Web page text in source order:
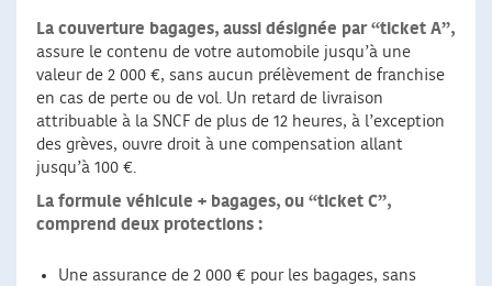
La couverture bagages, aussi désignée par “ticket A”,
assure le contenu de votre automobile jusqu’à une
valeur de 2 000 €, sans aucun prélèvement de franchise
en cas de perte ou de vol. Un retard de livraison
attribuable à la SNCF de plus de 12 heures, à l’exception
des grèves, ouvre droit à une compensation allant
jusqu’à 100 €.
La formule véhicule + bagages, ou “ticket C”,
comprend deux protections :
Une assurance de 2 000 € pour les bagages, sans